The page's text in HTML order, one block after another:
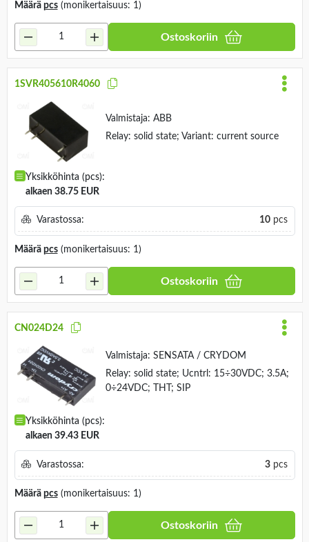
Määrä pcs(monikertaisuus: 1)
Ostoskoriin
1SVR405610R4060
Valmistaja: ABB
Relay: solid state; Variant: current source
Yksikköhinta (pcs):
alkaen 38.75 EUR
Varastossa: 10pcs
Määrä pcs(monikertaisuus: 1)
Ostoskoriin
CN024D24
Valmistaja: SENSATA / CRYDOM
Relay: solid state; Ucntrl: 15÷30VDC; 3.5A;
0÷24VDC; THT; SIP
Yksikköhinta (pcs):
alkaen 39.43 EUR
Varastossa: 3pcs
Määrä pcs(monikertaisuus: 1)
Ostoskoriin